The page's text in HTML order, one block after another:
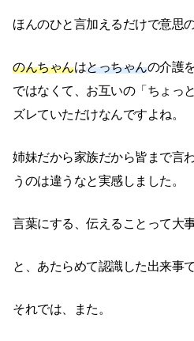
ほんのひと言加えるだけで意思
のんちゃんはとっちゃんの介護
ではなくて、お互いの「ちょっ
ズレていただけなんですよね。
姉妹だから家族だから皆まで言
うのは違うなと実感しました。
言葉にする、伝えることって大事
と、あたらめて認識した出来事で
それでは、また。